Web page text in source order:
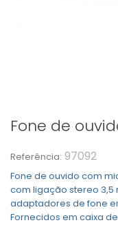
Fone de
Referência: 97092
Fone de ouvido com
com ligação stereo 3,5
adaptadores de fone
Fornecidos em caixa de